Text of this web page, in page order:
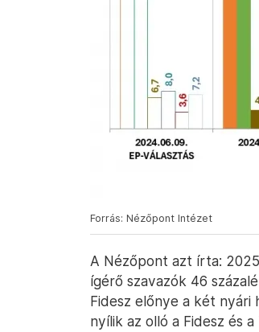
Forrás: Nézőpont Intézet
A Nézőpont azt írta:
ígérő szavazók 46
Fidesz előnye a két
nyílik az olló a Fidesz és